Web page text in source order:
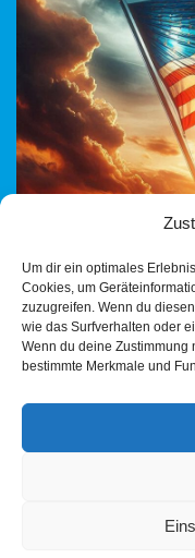
Um dir ein optimales
Cookies, um
zuzugreifen. Wenn du
wie das Surfverhalten oder
Wenn du deine Zustimmung
bestimmte Merkmale und
Gordon Stotz Wieder
deutschen Medien.
einmal…Weiterlesen »